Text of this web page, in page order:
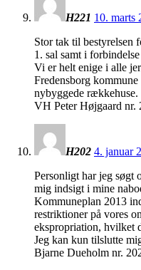
H221 10. marts
Stor tak til bestyrelsen
1. sal samt i
Vi er helt enige i alle
Fredensborg
nybyggede rækkehuse.
VH Peter Højgaard nr.
H202 4. januar
Personligt har jeg søgt
mig indsigt i mine
Kommuneplan 2013
restriktioner på vores
ekspropriation, hvilket
Jeg kan kun tilslutte
Bjarne Dueholm nr.